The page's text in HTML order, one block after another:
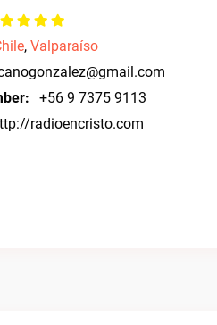
, Valparaíso
+56 9 7375 9113
radioencristo.com